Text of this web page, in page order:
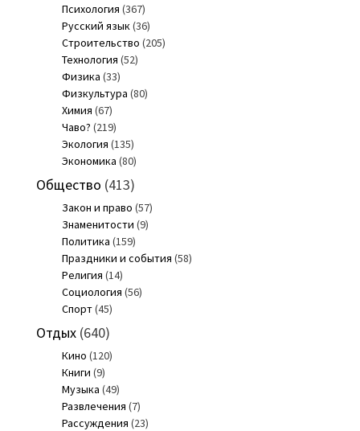
Психология (367)
Русский язык(36)
Строительство (205)
Технология (52)
Физика (33)
Физкультура (80)
Химия (67)
Чаво? (219)
Экология (135)
Экономика (80)
Общество (413)
Закон и право (57)
Знаменитости (9)
Политика (159)
Праздники и события (58)
Религия (14)
Социология (56)
Спорт(45)
Отдых(640)
Кино (120)
Книги (9)
Музыка (49)
Развлечения (7)
Рассуждения (23)